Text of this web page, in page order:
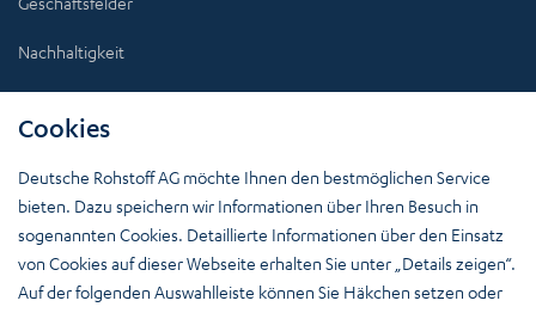
Nachhaltigkeit
Karriere
Cookies
Deutsche Rohstoff AG möchte Ihnen den bestmöglichen Service
bieten. Dazu speichern wir Informationen über Ihren Besuch in
sogenannten Cookies. Detaillierte Informationen über den Einsatz
von Cookies auf dieser Webseite erhalten Sie unter „Details zeigen“.
Auf der folgenden Auswahlleiste können Sie Häkchen setzen oder